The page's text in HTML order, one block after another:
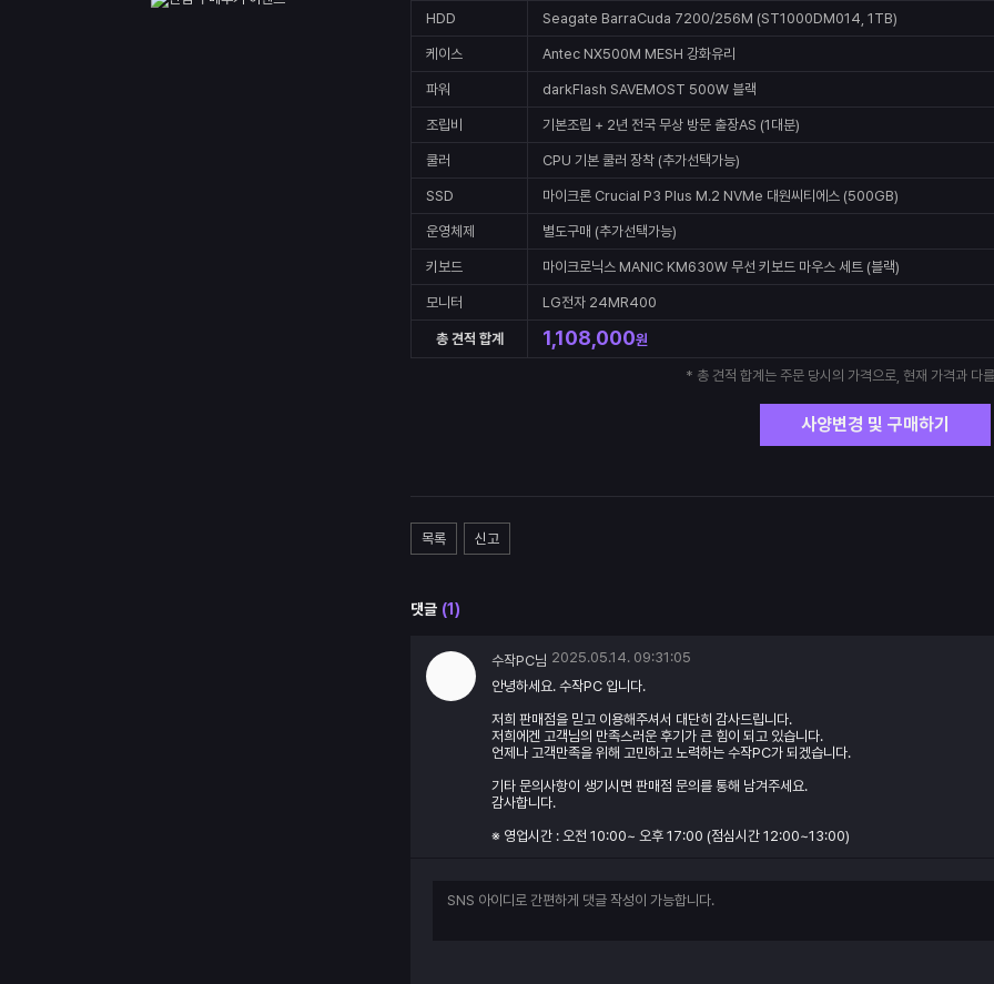
HDD Seagate BarraCuda 7200/256M (ST1000DM014, 1TB)
케이스 Antec NX500M MESH 강화유리
파워 darkFlash SAVEMOST 500W 블랙
조립비 기본조립 + 2년 전국 무상 방문 출장AS (1대분)
쿨러 CPU 기본 쿨러 장착 (추가선택가능)
SSD 마이크론 Crucial P3 Plus M.2 NVMe 대원씨티에스 (500GB)
운영체제 별도구매 (추가선택가능)
키보드 마이크로닉스 MANIC KM630W 무선 키보드 마우스 세트 (블랙)
모니터 LG전자 24MR400
총 견적 합계 1,108,000원
* 총 견적 합계는 주문 당시의 가격으로, 현재 가격과 다
사양변경 및 구매하기
목록 신고
댓글 (1 )
수작PC님 2025.05.14. 09:31:05
안녕하세요. 수작PC 입니다.
저희 판매점을 믿고 이용해주셔서 대단히 감사드립니다.
저희에겐 고객님의 만족스러운 후기가 큰 힘이 되고 있습니다.
언제나 고객만족을 위해 고민하고 노력하는 수작PC가 되겠습니다.
기타 문의사항이 생기시면 판매점 문의를 통해 남겨주세요.
감사합니다.
※ 영업시간 : 오전 10:00~ 오후 17:00 (점심시간 12:00~13:00)